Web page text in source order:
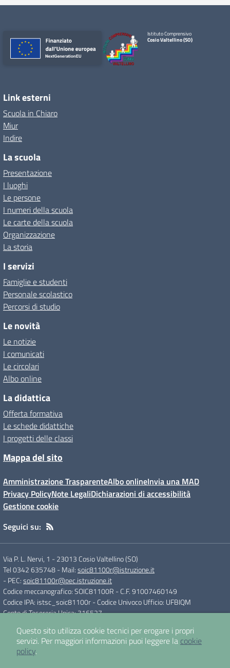
Istituto Comprensivo
Cosio Valtellino (SO)
Link esterni
Scuola in Chiaro
Miur
Indire
La scuola
Presentazione
I luoghi
Le persone
I numeri della scuola
Le carte della scuola
Organizzazione
La storia
I servizi
Famiglie e studenti
Personale scolastico
Percorsi di studio
Le novità
Le notizie
I comunicati
Le circolari
Albo online
La didattica
Offerta formativa
Le schede didattiche
I progetti delle classi
Mappa del sito
Amministrazione TrasparenteAlbo onlineInvia una MAD
Privacy PolicyNote LegaliDichiarazioni di accessibilità
Gestione cookie
Seguici su:
Via P. L. Nervi, 1 -23013 Cosio Valtellino (SO)
Tel 0342 635748- Mail:soic81100r@istruzione.it
- PEC:soic81100r@pec.istruzione.it
Codice meccanografico: SOIC81100R - C.F. 91007460149
Codice IPA: istsc_soic81100r- Codice Univoco Ufficio: UFBIQM
Conto di Tesoreria Unica: 316527
Concept & Design by
Designers Italia
Questo sito utilizza cookie tecnici per erogare i propri
servizi. Per maggiori informazioni puoi leggere la cookie
policy.